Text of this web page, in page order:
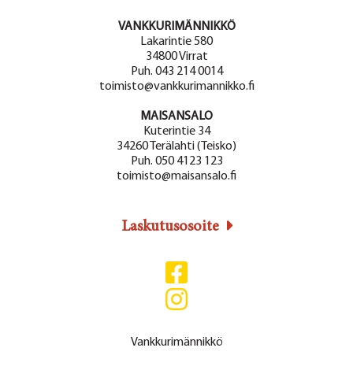
VANKKURIMÄNNIKKÖ
Lakarintie 580
34800 Virrat
Puh. 043 214 0014
toimisto@vankkurimannikko.fi
MAISANSALO
Kuterintie 34
34260 Terälahti (Teisko)
Puh. 050 4123 123
toimisto@maisansalo.fi
Laskutusosoite
Vankkurimännikkö